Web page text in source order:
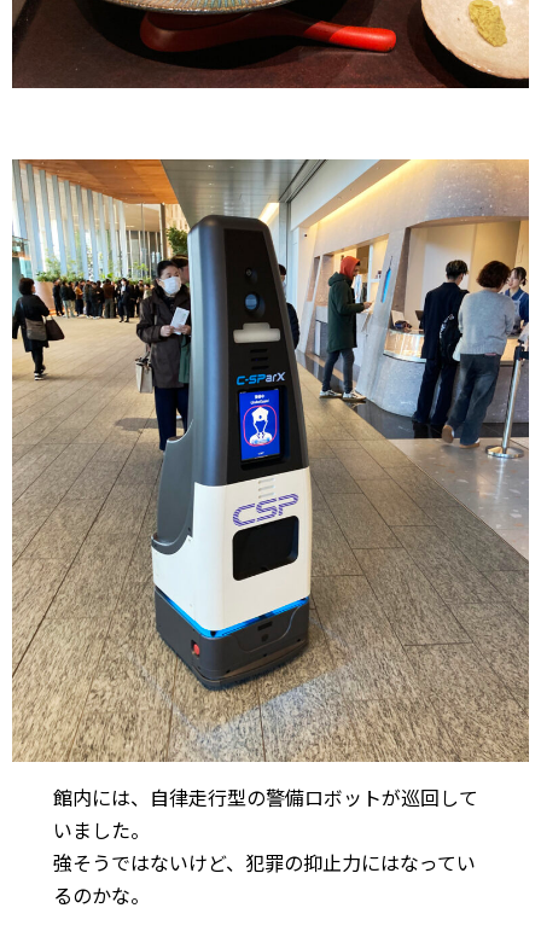
館内には、自律走行型の警備ロボットが巡回して
いました。
強そうではないけど、犯罪の抑止力にはなってい
るのかな。